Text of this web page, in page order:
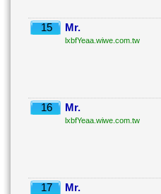
15 Mr.
lxbfYeaa.wiwe.com.tw
16 Mr.
lxbfYeaa.wiwe.com.tw
17 Mr.